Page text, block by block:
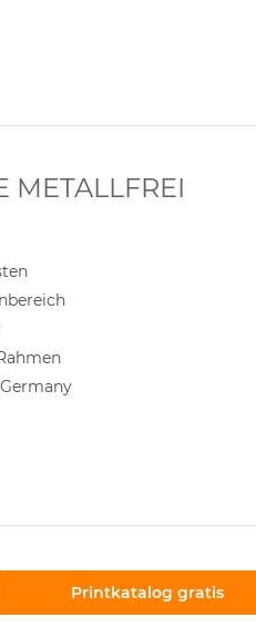
METALLFREI
Printkatalog gratis